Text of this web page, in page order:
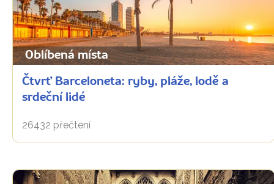
Oblíbená místa
Čtvrť Barceloneta: ryby, pláže, lodě a
srdeční lidé
26432 přečtení